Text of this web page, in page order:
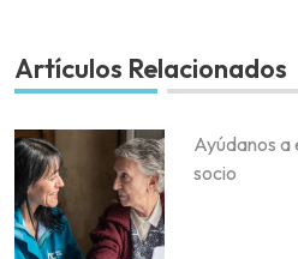
Artículos Relacionados
Ayúdanos
socio